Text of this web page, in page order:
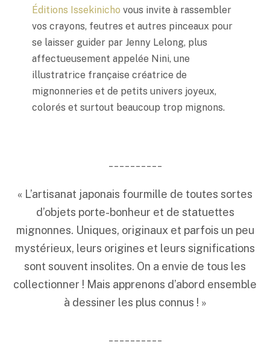
Éditions Issekinicho vous invite à rassembler
vos crayons, feutres et autres pinceaux pour
se laisser guider par Jenny Lelong, plus
affectueusement appelée Nini, une
illustratrice française créatrice de
mignonneries et de petits univers joyeux,
colorés et surtout beaucoup trop mignons.
« L’artisanat japonais fourmille de toutes sortes
d’objets porte-bonheur et de statuettes
mignonnes. Uniques, originaux et parfois un peu
mystérieux, leurs origines et leurs significations
sont souvent insolites. On a envie de tous les
collectionner ! Mais apprenons d’abord ensemble
à dessiner les plus connus ! »